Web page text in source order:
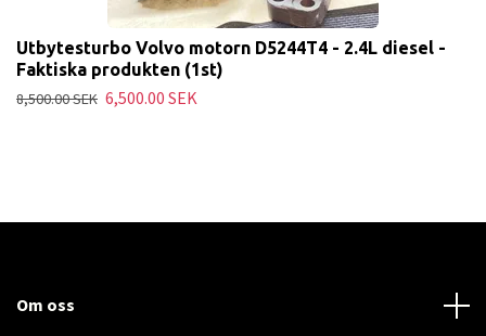
Utbytesturbo Volvo motorn D5244T4 - 2.4L diesel -
Faktiska produkten (1st)
8,500.00 SEK 6,500.00 SEK
Om oss